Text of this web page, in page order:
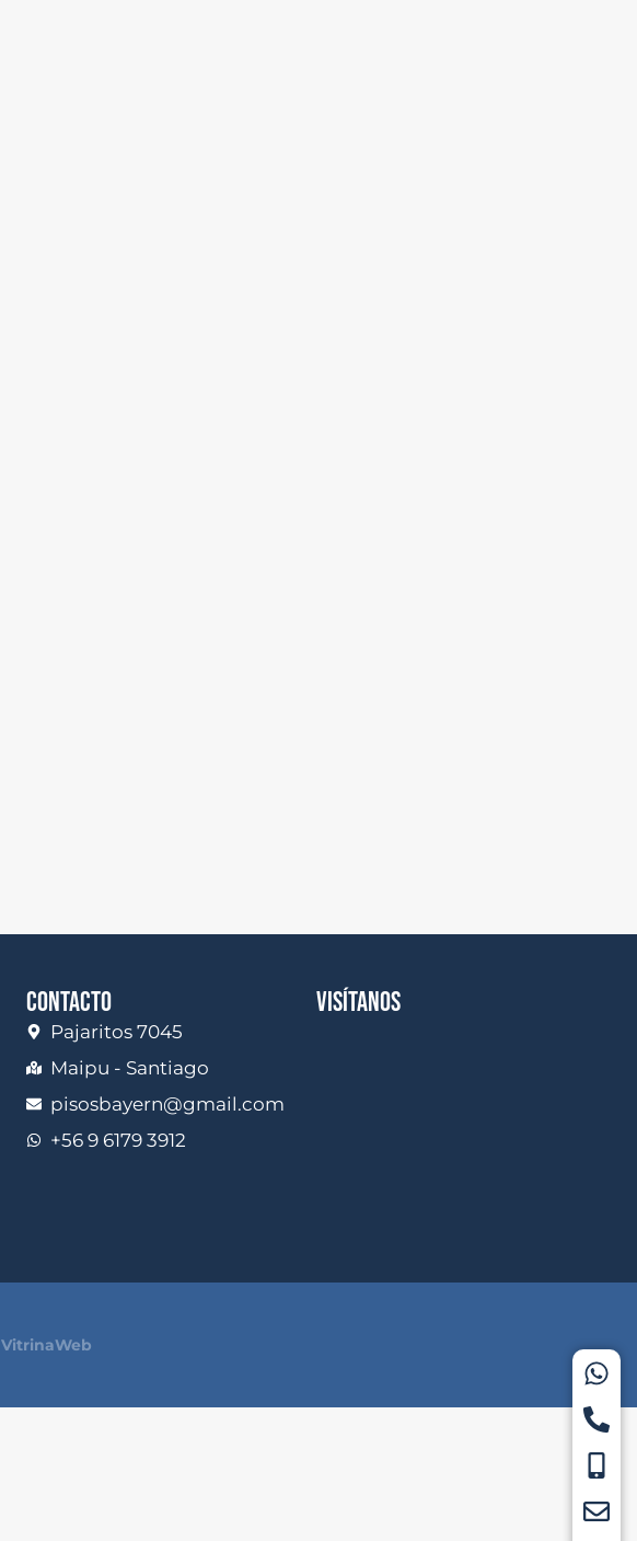
CONTACTO
Pajaritos 7045
Maipu - Santiago
pisosbayern@gmail.com
+56 9 6179 3912
VISÍTANOS
VitrinaWeb